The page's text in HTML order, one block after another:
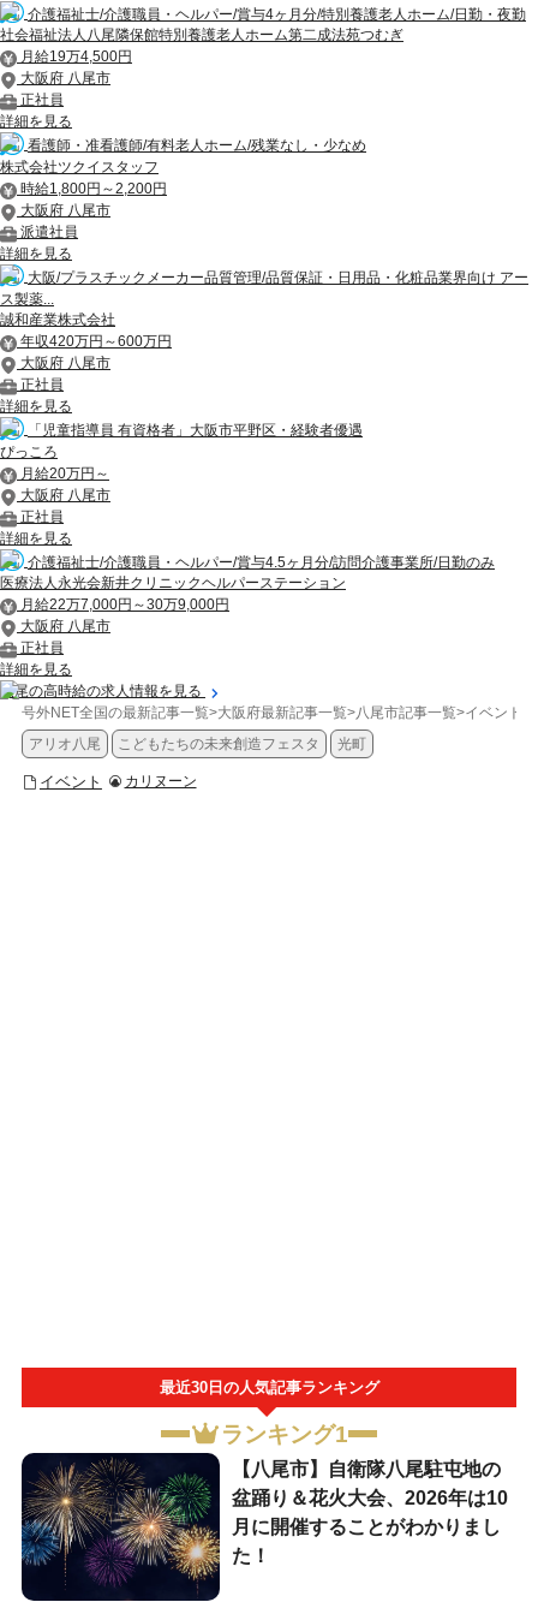
介護福祉士/介護職員・ヘルパー/賞与4ヶ月分/特別養護老人ホーム/日勤・夜勤
社会福祉法人八尾隣保館特別養護老人ホーム第二成法苑つむぎ
月給19万4,500円
大阪府 八尾市
正社員
詳細を見る
看護師・准看護師/有料老人ホーム/残業なし・少なめ
株式会社ツクイスタッフ
時給1,800円～2,200円
大阪府 八尾市
派遣社員
詳細を見る
大阪/プラスチックメーカー品質管理/品質保証・日用品・化粧品業界向け アー
ス製薬...
誠和産業株式会社
年収420万円～600万円
大阪府 八尾市
正社員
詳細を見る
「児童指導員 有資格者」大阪市平野区・経験者優遇
ぴっころ
月給20万円～
大阪府 八尾市
正社員
詳細を見る
介護福祉士/介護職員・ヘルパー/賞与4.5ヶ月分/訪問介護事業所/日勤のみ
医療法人永光会新井クリニックヘルパーステーション
月給22万7,000円～30万9,000円
大阪府 八尾市
正社員
詳細を見る
八尾の高時給の求人情報を見る
号外NET全国の最新記事一覧>大阪府最新記事一覧>八尾市記事一覧>イベント
アリオ八尾
こどもたちの未来創造フェスタ 光町
イベント カリヌーン
最近30日の人気記事ランキング
ランキング1
【八尾市】自衛隊八尾駐屯地の
盆踊り＆花火大会、2026年は10
月に開催することがわかりまし
た！